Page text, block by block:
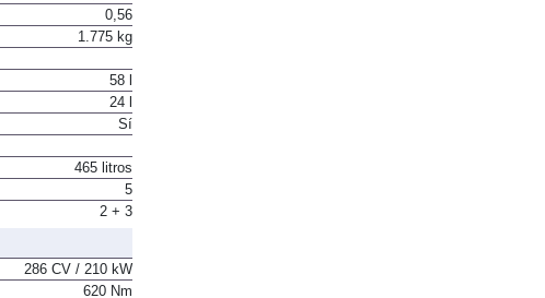
2,16 m²
0,56
58 l
24 l
465 litros
5
286 CV / 210 kW